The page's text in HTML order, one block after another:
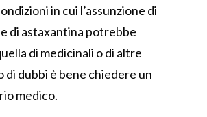
in cui l’assunzione di
di astaxantina potrebbe
di medicinali o di altre
di dubbi è bene chiedere un
medico.